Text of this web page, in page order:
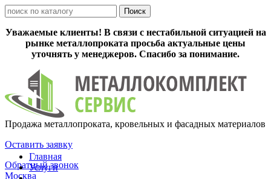
Уважаемые клиенты! В связи с нестабильной ситуацией на
рынке металлопроката просьба актуальные цены
уточнять у менеджеров. Спасибо за понимание.
Продажа металлопроката, кровельных и фасадных материалов
Оставить заявку
Обратный звонок
Москва
Главная
Услуги